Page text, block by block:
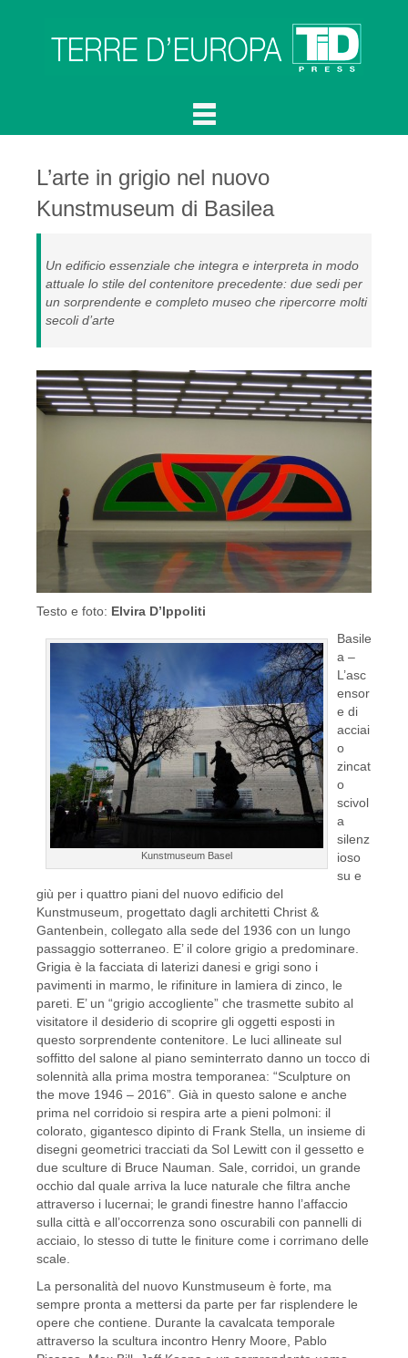
L’arte in grigio nel nuovo
Kunstmuseum di Basilea
Un edificio essenziale che integra e interpreta in modo
attuale lo stile del contenitore precedente: due sedi per
un sorprendente e completo museo che ripercorre molti
secoli d’arte
Testo e foto: Elvira D’Ippoliti
Kunstmuseum Basel
Basile
a –
L’asc
ensor
e di
acciai
o
zincat
o
scivol
a
silenz
ioso
su e
giù per i quattro piani del nuovo edificio del
Kunstmuseum, progettato dagli architetti Christ &
Gantenbein, collegato alla sede del 1936 con un lungo
passaggio sotterraneo. E’ il colore grigio a predominare.
Grigia è la facciata di laterizi danesi e grigi sono i
pavimenti in marmo, le rifiniture in lamiera di zinco, le
pareti. E’ un “grigio accogliente” che trasmette subito al
visitatore il desiderio di scoprire gli oggetti esposti in
questo sorprendente contenitore. Le luci allineate sul
soffitto del salone al piano seminterrato danno un tocco di
solennità alla prima mostra temporanea: “Sculpture on
the move 1946 – 2016”. Già in questo salone e anche
prima nel corridoio si respira arte a pieni polmoni: il
colorato, gigantesco dipinto di Frank Stella, un insieme di
disegni geometrici tracciati da Sol Lewitt con il gessetto e
due sculture di Bruce Nauman. Sale, corridoi, un grande
occhio dal quale arriva la luce naturale che filtra anche
attraverso i lucernai; le grandi finestre hanno l’affaccio
sulla città e all’occorrenza sono oscurabili con pannelli di
acciaio, lo stesso di tutte le finiture come i corrimano delle
scale.
La personalità del nuovo Kunstmuseum è forte, ma
sempre pronta a mettersi da parte per far risplendere le
opere che contiene. Durante la cavalcata temporale
attraverso la scultura incontro Henry Moore, Pablo